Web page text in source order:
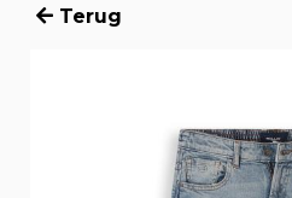
Terug